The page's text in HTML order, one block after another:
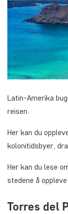
Latin-Amerika
reisen.
Her kan du
kolonitidsbyer,
Her kan du lese
stedene å
Torres del